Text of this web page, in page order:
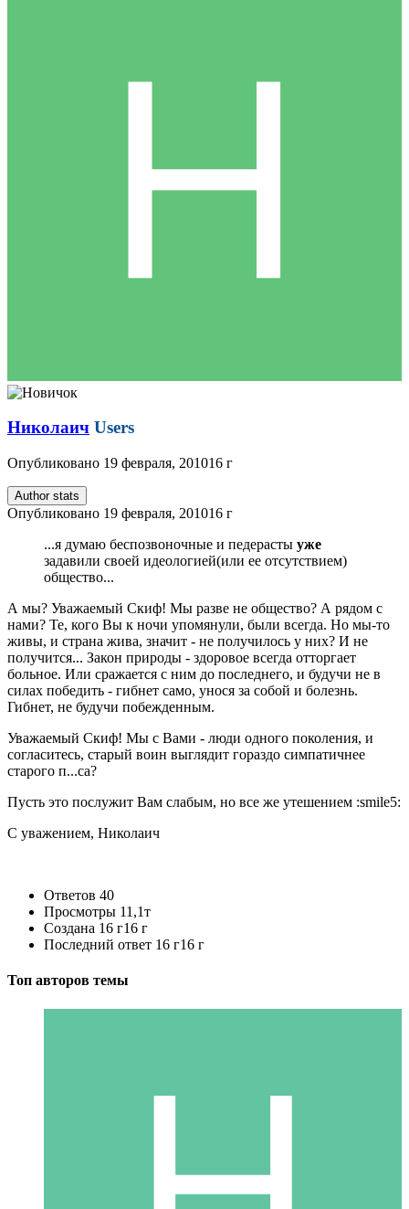
Николаич Users
Опубликовано 19 февраля, 201016 г
Author stats
Опубликовано 19 февраля, 201016 г
...я думаю беспозвоночные и педерасты уже
задавили своей идеологией(или ее отсутствием)
общество...
А мы? Уважаемый Скиф! Мы разве не общество? А рядом с
нами? Те, кого Вы к ночи упомянули, были всегда. Но мы-то
живы, и страна жива, значит - не получилось у них? И не
получится... Закон природы - здоровое всегда отторгает
больное. Или сражается с ним до последнего, и будучи не в
силах победить - гибнет само, унося за собой и болезнь.
Гибнет, не будучи побежденным.
Уважаемый Скиф! Мы с Вами - люди одного поколения, и
согласитесь, старый воин выглядит гораздо симпатичнее
старого п...са?
Пусть это послужит Вам слабым, но все же утешением :smile5:
С уважением, Николаич
Ответов 40
Просмотры 11,1т
Создана 16 г16 г
Последний ответ 16 г16 г
Топ авторов темы